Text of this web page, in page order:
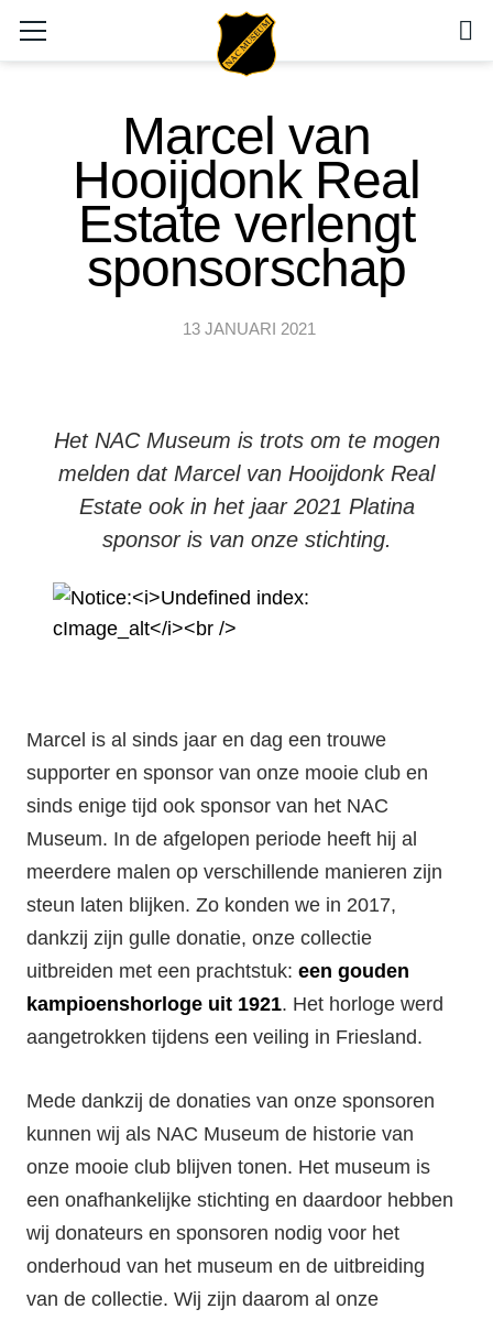
Marcel van
Hooijdonk Real
Estate verlengt
sponsorschap
13 JANUARI 2021
Het NAC Museum is trots om te mogen
melden dat Marcel van Hooijdonk Real
Estate ook in het jaar 2021 Platina
sponsor is van onze stichting.
Marcel is al sinds jaar en dag een trouwe
supporter en sponsor van onze mooie club en
sinds enige tijd ook sponsor van het NAC
Museum. In de afgelopen periode heeft hij al
meerdere malen op verschillende manieren zijn
steun laten blijken. Zo konden we in 2017,
dankzij zijn gulle donatie, onze collectie
uitbreiden met een prachtstuk: een gouden
kampioenshorloge uit 1921. Het horloge werd
aangetrokken tijdens een veiling in Friesland.
Mede dankzij de donaties van onze sponsoren
kunnen wij als NAC Museum de historie van
onze mooie club blijven tonen. Het museum is
een onafhankelijke stichting en daardoor hebben
wij donateurs en sponsoren nodig voor het
onderhoud van het museum en de uitbreiding
van de collectie. Wij zijn daarom al onze